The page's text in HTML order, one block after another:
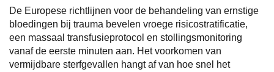
De Europese richtlijnen voor de behandeling van ernstige
bloedingen bij trauma bevelen vroege risicostratificatie,
een massaal transfusieprotocol en stollingsmonitoring
vanaf de eerste minuten aan. Het voorkomen van
vermijdbare sterfgevallen hangt af van hoe snel het